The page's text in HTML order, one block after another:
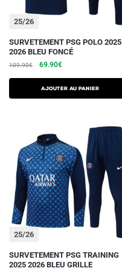
du
25/26
SURVETEMENT PSG POLO 2025
2026 BLEU FONCÉ
109.90€
Le
initial
était :
69.90€Le
actuel
est :
AJOUTER AU PANIER
Ce
produit
a
plusieurs
variations.
peuvent
être
choisies
sur
la
page
du
25/26
SURVETEMENT PSG TRAINING
2025 2026 BLEU GRILLE
Ce